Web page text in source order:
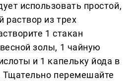
использовать простой,
из трех
1 стакан
золы, 1 чайную
и 1 капельку йода в
Тщательно перемешайте